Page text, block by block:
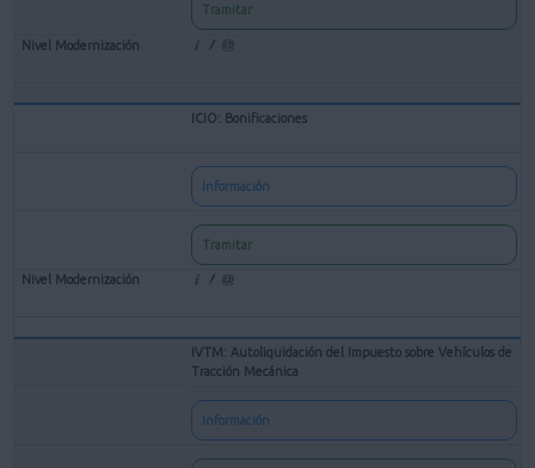
Tramitar
ICIO: Bonificaciones
Información
Tramitar
IVTM: Autoliquidación del Impuesto sobre Vehículos de
Tracción Mecánica
Información